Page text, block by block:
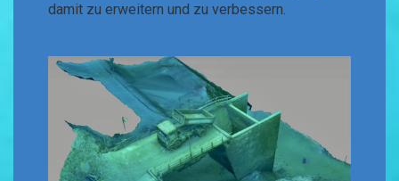
damit zu erweitern und zu verbessern.